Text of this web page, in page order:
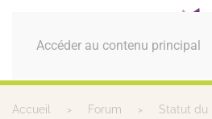
Accéder au contenu principal
MENU
Accueil Forum
Statut du